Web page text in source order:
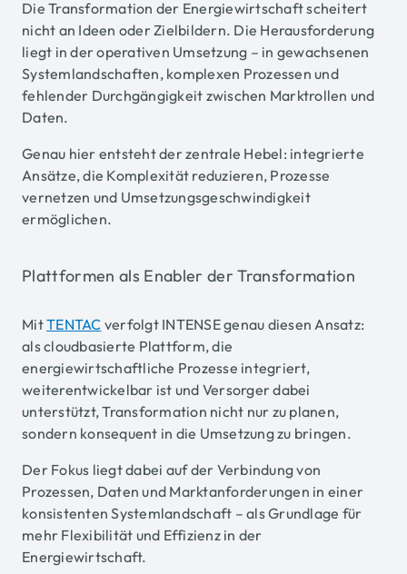
Die Transformation der Energiewirtschaft scheitert
nicht an Ideen oder Zielbildern. Die Herausforderung
liegt in der operativen Umsetzung – in gewachsenen
Systemlandschaften, komplexen Prozessen und
fehlender Durchgängigkeit zwischen Marktrollen und
Daten.
Genau hier entsteht der zentrale Hebel: integrierte
Ansätze, die Komplexität reduzieren, Prozesse
vernetzen und Umsetzungsgeschwindigkeit
ermöglichen.
Plattformen als Enabler der Transformation
MitTENTAC verfolgt INTENSE genau diesen Ansatz:
als cloudbasierte Plattform, die
energiewirtschaftliche Prozesse integriert,
weiterentwickelbar ist und Versorger dabei
unterstützt, Transformation nicht nur zu planen,
sondern konsequent in die Umsetzung zu bringen.
Der Fokus liegt dabei auf der Verbindung von
Prozessen, Daten und Marktanforderungen in einer
konsistenten Systemlandschaft – als Grundlage für
mehr Flexibilität und Effizienz in der
Energiewirtschaft.